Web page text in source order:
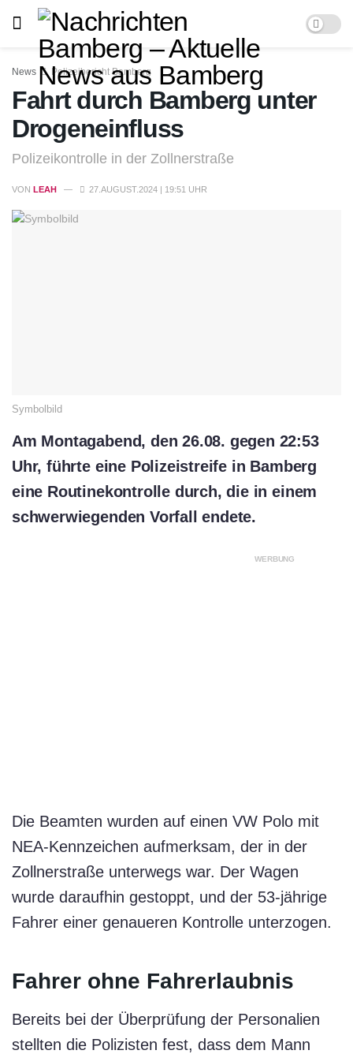
News Polizeibericht Bamberg
Fahrt durch Bamberg unter
Drogeneinfluss
Polizeikontrolle in der Zollnerstraße
VON LEAH 27.AUGUST.2024 | 19:51 UHR
Symbolbild
Am Montagabend, den 26.08. gegen 22:53
Uhr, führte eine Polizeistreife in Bamberg
eine Routinekontrolle durch, die in einem
schwerwiegenden Vorfall endete.
WERBUNG
Die Beamten wurden auf einen VW Polo mit
NEA-Kennzeichen aufmerksam, der in der
Zollnerstraße unterwegs war. Der Wagen
wurde daraufhin gestoppt, und der 53-jährige
Fahrer einer genaueren Kontrolle unterzogen.
Fahrer ohne Fahrerlaubnis
Bereits bei der Überprüfung der Personalien
stellten die Polizisten fest, dass dem Mann